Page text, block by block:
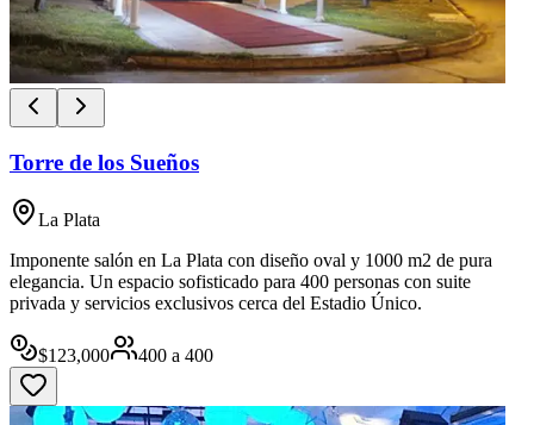
Torre de los Sueños
La Plata
Imponente salón en La Plata con diseño oval y 1000 m2 de pura
elegancia. Un espacio sofisticado para 400 personas con suite
privada y servicios exclusivos cerca del Estadio Único.
$123,000 400 a 400